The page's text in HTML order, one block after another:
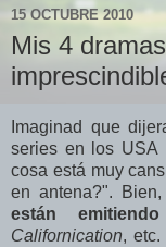
15 OCTUBRE 2010
Mis 4
Imaginad que
series en los USA
cosa está muy
en antena?".
están
Californication,